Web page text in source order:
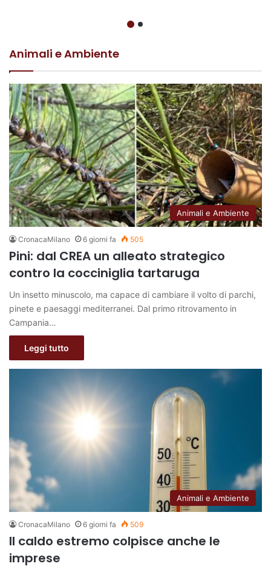
Animali e Ambiente
Animali e Ambiente
CronacaMilano 6 giorni fa 505
Pini: dal CREA un alleato strategico
contro la cocciniglia tartaruga
Un insetto minuscolo, ma capace di cambiare il volto di parchi,
pinete e paesaggi mediterranei. Dal primo ritrovamento in
Campania…
Leggi tutto
Animali e Ambiente
CronacaMilano 6 giorni fa 509
Il caldo estremo colpisce anche le
imprese